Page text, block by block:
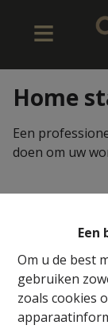
Een
Om u de best
gebruiken
zoals cookies
Home
Een
doen om uw